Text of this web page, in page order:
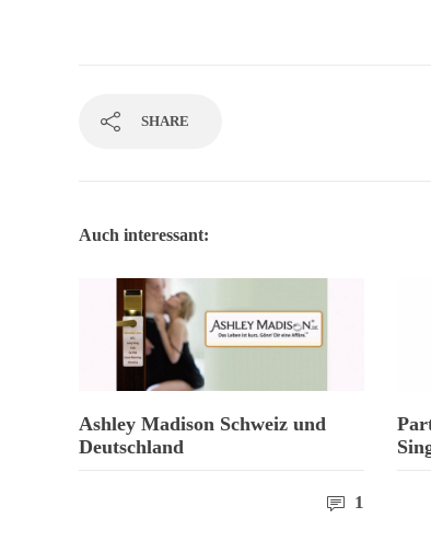
SHARE
Auch interessant:
Ashley Madison Schweiz und
Deutschland
1